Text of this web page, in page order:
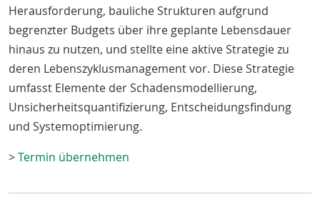
Herausforderung, bauliche Strukturen aufgrund
begrenzter Budgets über ihre geplante Lebensdauer
hinaus zu nutzen, und stellte eine aktive Strategie zu
deren Lebenszyklusmanagement vor. Diese Strategie
umfasst Elemente der Schadensmodellierung,
Unsicherheitsquantifizierung, Entscheidungsfindung
und Systemoptimierung.
>Termin übernehmen